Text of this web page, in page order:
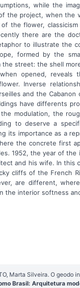
while the
the project, when the
the flower,
there are the
to illustrate the
formed by the
street: the shell
opened, reveals
Inverse
and the
have differents
modulation, the
to deserve a
its importance as a
the concrete first
1952, the year of
and his wife. In
cliffs of the French
are different,
the interior softness
Marta Silveira. O geodo
Brasil: Arquitetura